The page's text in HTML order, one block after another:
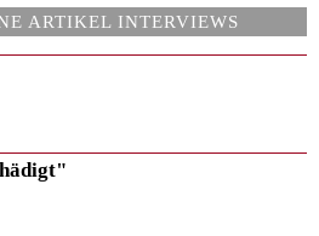
ARTIKEL INTERVIEWS